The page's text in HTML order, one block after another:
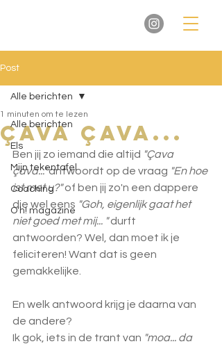
Post
Alle berichten
Els
Mijn tekentafel
Coaching
O'h! magazine
Alle berichten
Çava Çava...
1 minuten om te lezen
Ben jij zo iemand die altijd "Çava
çava..." antwoordt op de vraag "En hoe
ist met u?" of ben jij zo'n een dappere
die wel eens "Goh, eigenlijk gaat het
niet goed met mij... " durft
antwoorden? Wel, dan moet ik je
feliciteren! Want dat is geen
gemakkelijke.
En welk antwoord krijg je daarna van
de andere?
Ik gok, iets in de trant van "moa... da